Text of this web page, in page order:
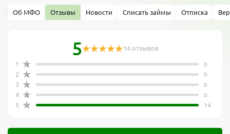
Об МФО Отзывы Новости Списать займы Отписка
5 14 отзывов
1 0
2 0
3 0
4 0
5 14